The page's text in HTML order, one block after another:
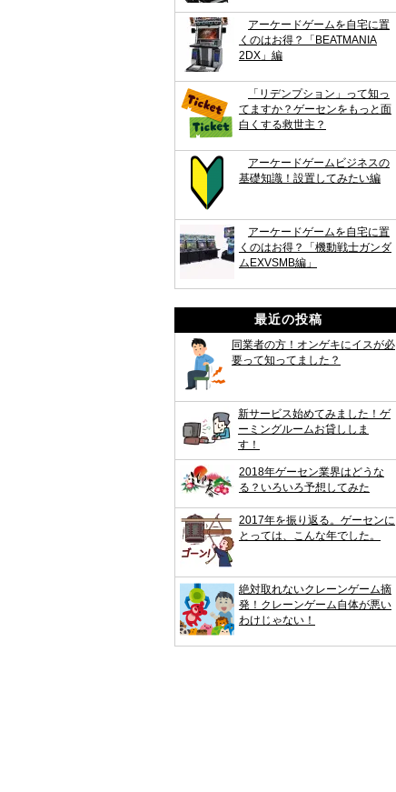
アーケードゲームを自宅に置
くのはお得？「BEATMANIA
2DX」編
「リデンプション」って知っ
てますか？ゲーセンをもっと面
白くする救世主？
アーケードゲームビジネスの
基礎知識！設置してみたい編
アーケードゲームを自宅に置
くのはお得？「機動戦士ガンダ
ムEXVSMB編」
最近の投稿
同業者の方！オンゲキにイスが必
要って知ってました？
新サービス始めてみました！ゲ
ーミングルームお貸ししま
す！
2018年ゲーセン業界はどうな
る？いろいろ予想してみた
2017年を振り返る。ゲーセンに
とっては、こんな年でした。
絶対取れないクレーンゲーム摘
発！クレーンゲーム自体が悪い
わけじゃない！